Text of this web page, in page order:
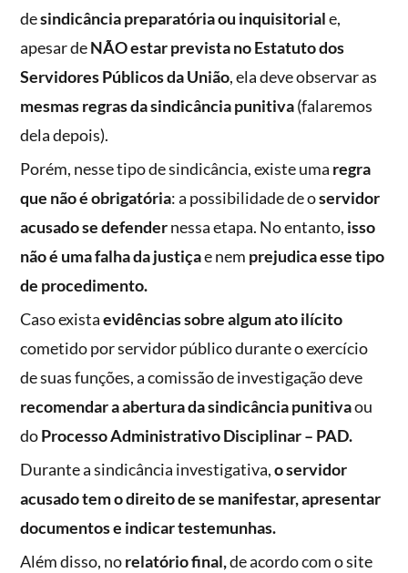
desindicância preparatória ou inquisitoriale,
apesar deNÃO estar prevista no Estatuto dos
Servidores Públicos da União, ela deve observar as
mesmas regras da sindicância punitiva(falaremos
dela depois).
Porém, nesse tipo de sindicância, existe uma regra
que não é obrigatória: a possibilidade de oservidor
acusado se defendernessa etapa. No entanto, isso
não é uma falha da justiçae nem prejudica esse tipo
de procedimento.
Caso existaevidências sobre algum ato ilícito
cometido por servidor público durante o exercício
de suas funções, a comissão de investigação deve
recomendar a abertura da sindicância punitivaou
doProcesso Administrativo Disciplinar – PAD.
Durante a sindicância investigativa,o servidor
acusado tem o direito de se manifestar, apresentar
documentos e indicar testemunhas.
Além disso, norelatório final,de acordo com o site